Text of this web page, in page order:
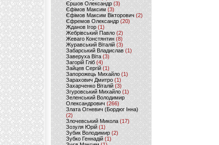
Єршов Олександр (3)
Єфімов Максим (3)
Єфімов Максим Вікторович (2)
Єфремов Олександр (20)
Жданов Ігор (1)
Жебрівський Павло (2)
Жеваго Констянтин (8)
Журавський Віталій (3)
Забарський Владислав (1)
Заверуха Віта (3)
Загорій Гліб (4)
Зайцев Сергій(1)
Запорожець Михайло (1)
Зарахович Дмитро (1)
Захарченко Віталій (3)
Згуровський Михайло (1)
Зеленський Володимир
Олександрович (266)
Злата Огневич (Бордюг Інна)
(2)
Злочевський Микола(17)
Зозуля Юрій (1)
Зубик Володимир (2)
Зубко Геннадій (1)